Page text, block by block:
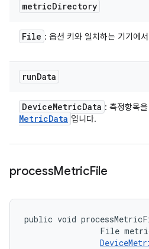
metricDirectory
File : 옵션 키와 일치하는 기기에
runData
DeviceMetricData : 측정항목
MetricData 입니다.
processMetricFile
public void
File